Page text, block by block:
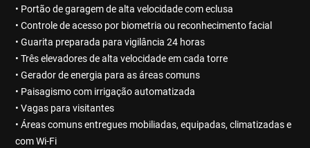
• Portão de garagem de alta velocidade com eclusa
• Controle de acesso por biometria ou reconhecimento facial
• Guarita preparada para vigilância 24 horas
• Três elevadores de alta velocidade em cada torre
• Gerador de energia para as áreas comuns
• Paisagismo com irrigação automatizada
• Vagas para visitantes
• Áreas comuns entregues mobiliadas, equipadas, climatizadas e
com Wi-Fi